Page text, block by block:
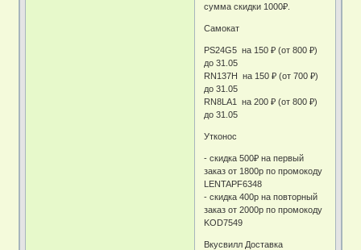
сумма скидки 1000₽.
Самокат
PS24G5 на 150 ₽ (от 800 ₽)
до 31.05
RN137H на 150 ₽ (от 700 ₽)
до 31.05
RN8LA1 на 200 ₽ (от 800 ₽)
до 31.05
Утконос
- скидка 500₽ на первый
заказ от 1800р по промокоду
LENTAPF6348
- скидка 400р на повторный
заказ от 2000р по промокоду
KOD7549
Вкусвилл Доставка